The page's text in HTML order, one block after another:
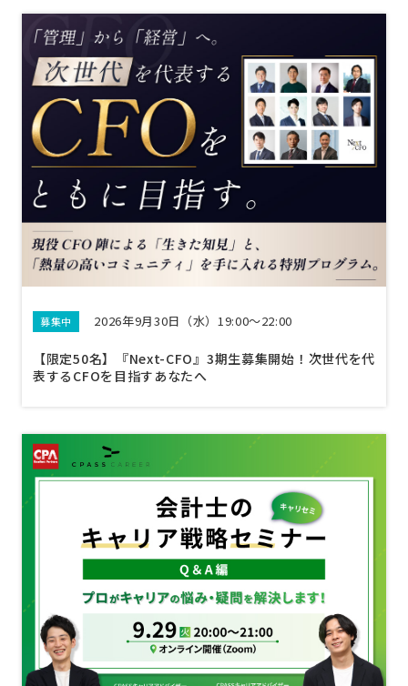
募集中 2026年9月30日（水）19:00～22:00
【限定50名】『Next-CFO』3期生募集開始！次世代を代
表するCFOを目指すあなたへ